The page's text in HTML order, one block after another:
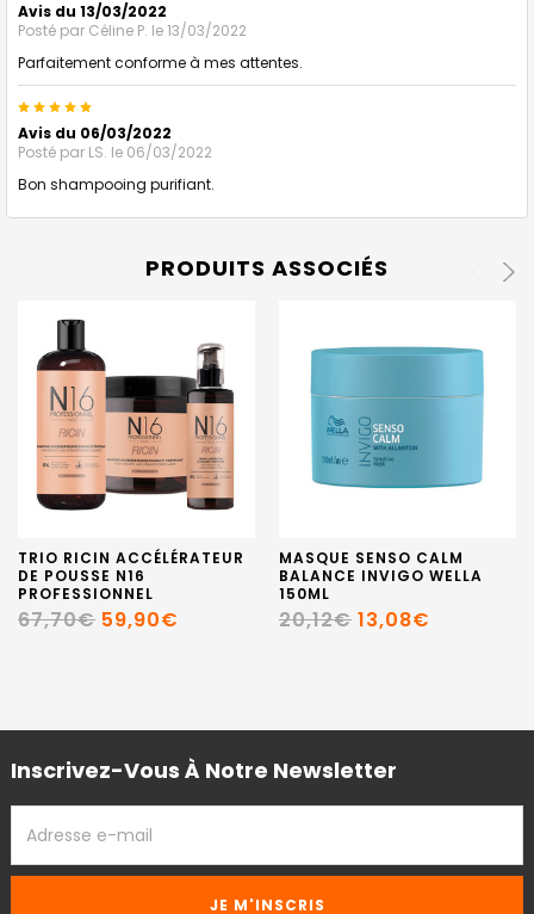
Avis du 13/03/2022
Posté par Céline P. le 13/03/2022
Parfaitement conforme à mes attentes.
5
Avis du 06/03/2022
Posté par LS. le 06/03/2022
Bon shampooing purifiant.
PRODUITS ASSOCIÉS
TRIO RICIN ACCÉLÉRATEUR
DE POUSSE N16
PROFESSIONNEL
67,70€ 59,90€
MASQUE SENSO CALM
BALANCE INVIGO WELLA
150ML
20,12€ 13,08€
Inscrivez-Vous À Notre Newsletter
EMAIL